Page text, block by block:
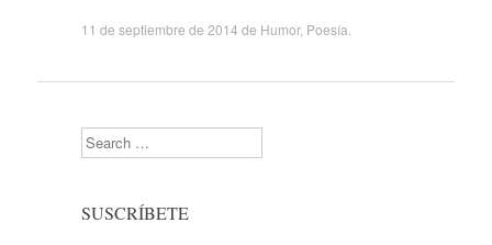
11 de septiembre de 2014 de Humor, Poesía
Search
SUSCRÍBETE